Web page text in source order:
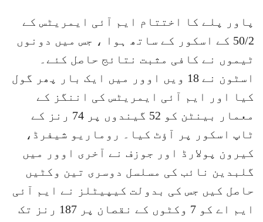
پاور پلے کا اختتام ایم آئی ایمریٹس کے
50/2 کے اسکور کے ساتھ ہوا ، جس میں دونوں
ٹیموں نے کافی مثبت نتائج حاصل کئے۔
اسٹون نے 18 ویں اوور میں ایک بار پھر گول
کیا اور ایم آئی ایمریٹس کی اننگز کے
معمار بینٹن کو 52 گیندوں پر 74 رنز کے
ٹاپ اسکور پر آؤٹ کیا۔ روماریو شیفرڈ،
کیرون پولارڈ اور جوزف نے آخری اوور میں
گلبدین نائب کی مسلسل دوسری تین وکٹیں
حاصل کیں جس کی بدولت کیپیٹلز نے ایم آئی
ایم اے کو 7 وکٹوں کے نقصان پر 187 رنز تک